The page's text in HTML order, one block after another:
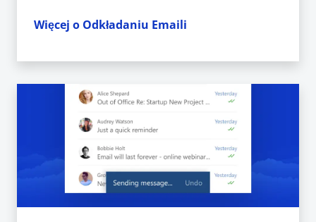
Więcej o Odkładaniu Emaili